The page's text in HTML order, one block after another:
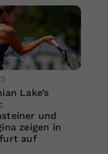
Lake’s
und
zeigen in
auf